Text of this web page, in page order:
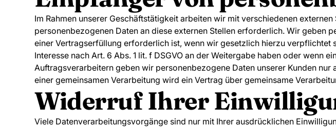
Im Rahmen unserer Geschäftstätigkeit arbeiten wir mit verschiedenen
personenbezogenen Daten an diese externen Stellen erforderlich. Wir geben
einer Vertragserfüllung erforderlich ist, wenn wir gesetzlich hierzu
Interesse nach Art. 6 Abs. 1 lit. f DSGVO an der Weitergabe haben oder wenn
Auftragsverarbeitern geben wir personenbezogene Daten unserer Kunden
einer gemeinsamen Verarbeitung wird ein Vertrag über gemeinsame
Widerruf Ihrer
Viele Datenverarbeitungsvorgänge sind nur mit Ihrer ausdrücklichen